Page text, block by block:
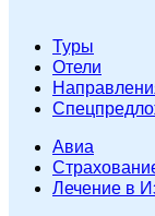
Туры
Отели
Авиа
Лечение в